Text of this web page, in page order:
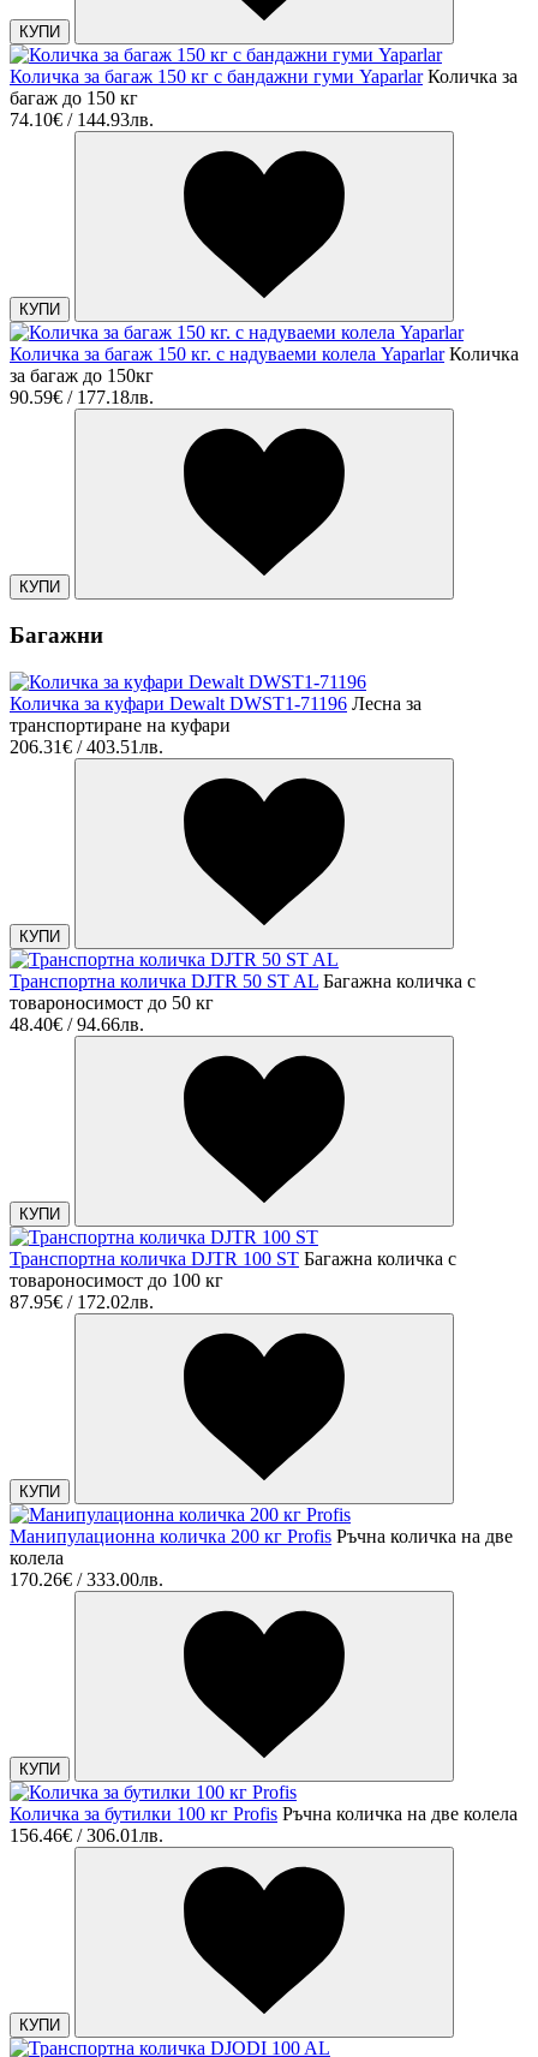
КУПИ
Количка за багаж 150 кг с бандажни гуми Yaparlar Количка за
багаж до 150 кг
74.10€ / 144.93лв.
КУПИ
Количка за багаж 150 кг. с надуваеми колела Yaparlar Количка
за багаж до 150кг
90.59€ / 177.18лв.
КУПИ
Багажни
Количка за куфари Dewalt DWST1-71196 Лесна за
транспортиране на куфари
206.31€ / 403.51лв.
КУПИ
Транспортна количка DJTR 50 ST AL Багажна количка с
товароносимост до 50 кг
48.40€ / 94.66лв.
КУПИ
Транспортна количка DJTR 100 SТ Багажна количка с
товароносимост до 100 кг
87.95€ / 172.02лв.
КУПИ
Манипулационна количка 200 кг Profis Ръчна количка на две
колела
170.26€ / 333.00лв.
КУПИ
Количка за бутилки 100 кг Profis Ръчна количка на две колела
156.46€ / 306.01лв.
КУПИ